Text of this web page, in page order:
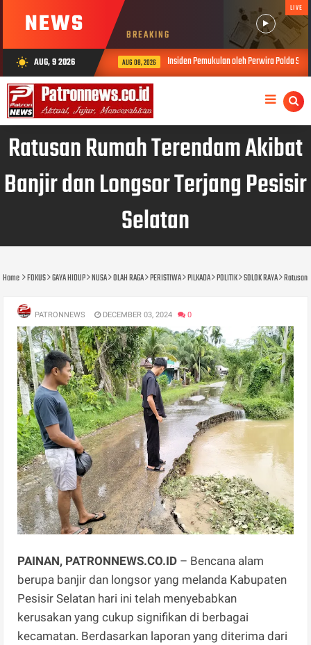
NEWS BREAKING
LIVE
wb_sunny AUG, 9 2026AUG 08, 2026 Insiden Pemukulan oleh Perwira Polda Sumbar, Kabid
Ratusan Rumah Terendam Akibat
Banjir dan Longsor Terjang Pesisir
Selatan
Home FOKUS GAYA HIDUP NUSA OLAH RAGA PERISTIWA PILKADA POLITIK SOLOK RAYA Ratusan
PATRONNEWS DECEMBER 03, 2024 0
PAINAN, PATRONNEWS.CO.ID – Bencana alam
berupa banjir dan longsor yang melanda Kabupaten
Pesisir Selatan hari ini telah menyebabkan
kerusakan yang cukup signifikan di berbagai
kecamatan. Berdasarkan laporan yang diterima dari